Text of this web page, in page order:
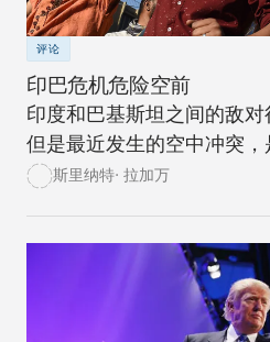
评论
印巴危机危险空前
印度和巴基斯坦之间的敌对
但是最近发生的空中冲突，
发冲突的升级，后果危险。
斯里纳特· 拉加万